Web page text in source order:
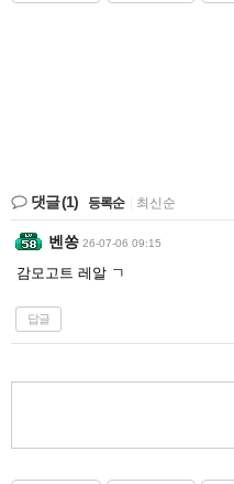
댓글(1) 등록순 최신순
벤쏭 26-07-06 09:15
감모고트 레알 ㄱ
답글